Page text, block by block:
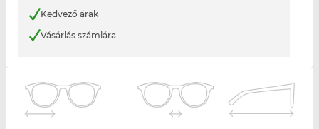
Kedvező árak
Vásárlás számlára